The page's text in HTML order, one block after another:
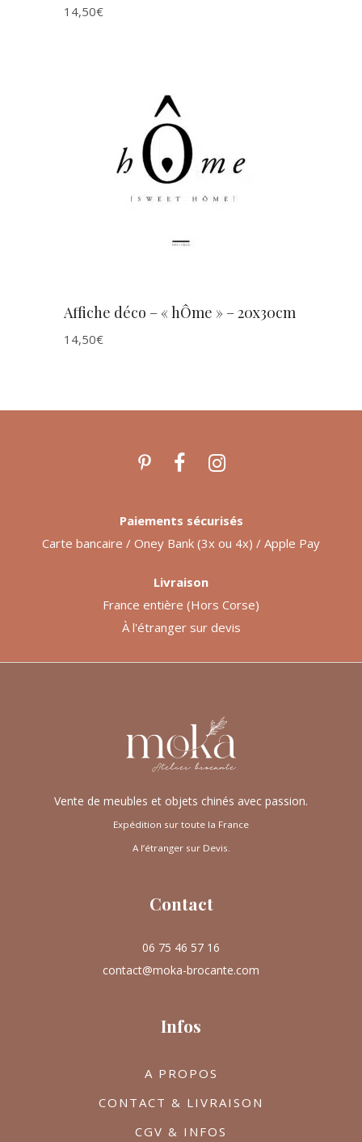
14,50€
AJOUTER AU PANIER
Affiche déco – « hÔme » – 20x30cm
14,50€
Vente de meubles et objets chinés avec passion.
Expédition sur toute la France
A l’étranger sur Devis.
Contact
06 75 46 57 16
contact@moka-brocante.com
Infos
A PROPOS
CONTACT & LIVRAISON
CGV & INFOS
Paiements sécurisés
Carte bancaire / Oney Bank (3x ou 4x) / Apple Pay
Livraison
France entière (Hors Corse)
À l'étranger sur devis